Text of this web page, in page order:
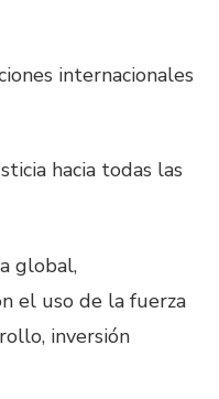
internacionales
hacia todas las
global,
el uso de la fuerza
inversión